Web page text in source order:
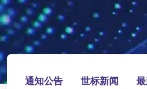
通知公告 世标新闻